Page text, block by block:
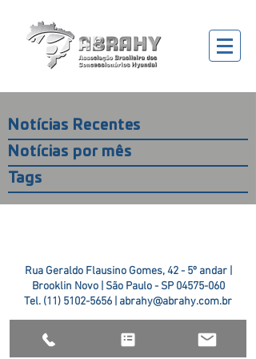
Notícias Recentes
Notícias por mês
Tags
Rua Geraldo Flausino Gomes, 42 - 5º andar |
Brooklin Novo | São Paulo - SP 04575-060
Tel. (11) 5102-5656 abrahy@abrahy.com.br
©2018 ABRAHY. criado pela TR2 Art + Design